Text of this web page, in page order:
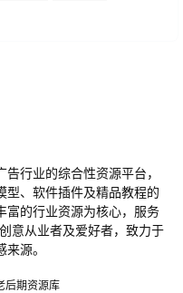
行业的综合性资源平台，
型、软件插件及精品教程的
富的行业资源为核心，服务
意从业者及爱好者，致力于
源。
后期资源库